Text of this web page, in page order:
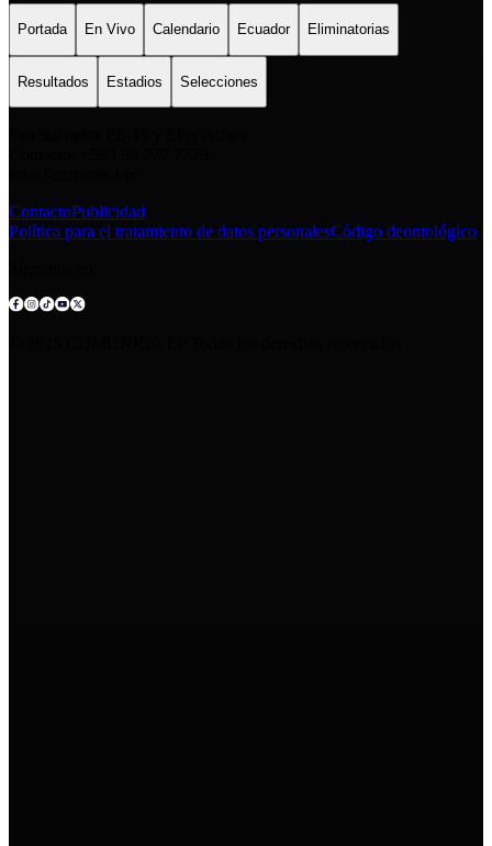
Portada En Vivo Calendario Ecuador Eliminatorias
Resultados Estadios Selecciones
ContactoPublicidad
Política para el tratamiento de datos personalesCódigo deontológico